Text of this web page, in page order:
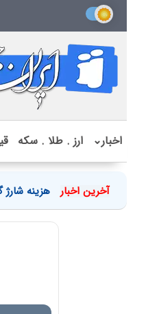
اخبار⌄ ارز . طلا . سکه
آخرین اخبار هزینه شارژ گاز